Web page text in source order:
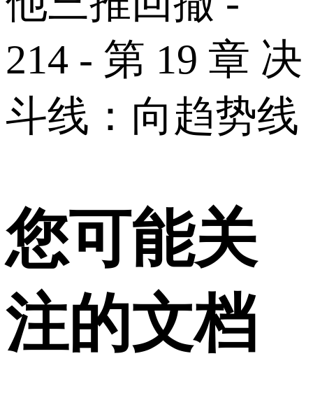
214 - 第 19 章 决
斗线：向趋势线
您可能关
注的文档